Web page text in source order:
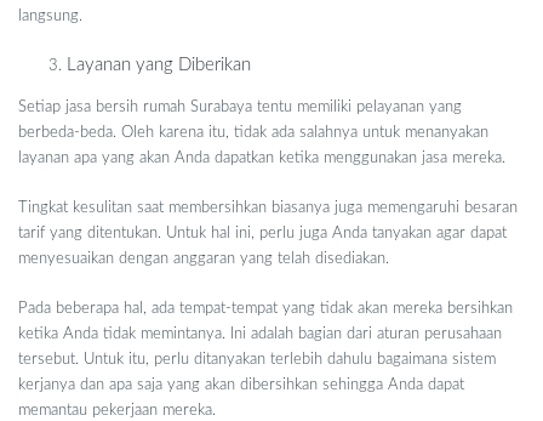
langsung.
Layanan yang Diberikan
Setiap jasa bersih rumah Surabaya tentu memiliki pelayanan yang
berbeda-beda. Oleh karena itu, tidak ada salahnya untuk menanyakan
layanan apa yang akan Anda dapatkan ketika menggunakan jasa mereka.
Tingkat kesulitan saat membersihkan biasanya juga memengaruhi besaran
tarif yang ditentukan. Untuk hal ini, perlu juga Anda tanyakan agar dapat
menyesuaikan dengan anggaran yang telah disediakan.
Pada beberapa hal, ada tempat-tempat yang tidak akan mereka bersihkan
ketika Anda tidak memintanya. Ini adalah bagian dari aturan perusahaan
tersebut. Untuk itu, perlu ditanyakan terlebih dahulu bagaimana sistem
kerjanya dan apa saja yang akan dibersihkan sehingga Anda dapat
memantau pekerjaan mereka.